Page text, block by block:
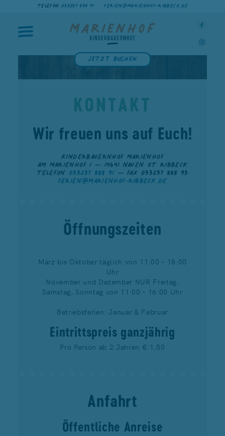
TELEFON 033237 888 91 FERIEN@MARIENHOF-RIBBECK.DE
Jetzt buchen
KONTAKT
Wir freuen uns auf Euch!
KINDERBAUERNHOF MARIENHOF
AM MARIENHOF 1 — 14641 NAUEN OT RIBBECK
TELEFON033237 888 91— FAX 033237 888 93
FERIEN@MARIENHOF-RIBBECK.DE
Öffnungszeiten
März bis Oktober täglich von 11:00 – 18:00
Uhr
November und Dezember NUR Freitag,
Samstag, Sonntag von 11:00 – 16:00 Uhr
Betriebsferien: Januar & Februar
Eintrittspreis ganzjährig
Pro Person ab 2 Jahren € 1,50
Anfahrt
Öffentliche Anreise